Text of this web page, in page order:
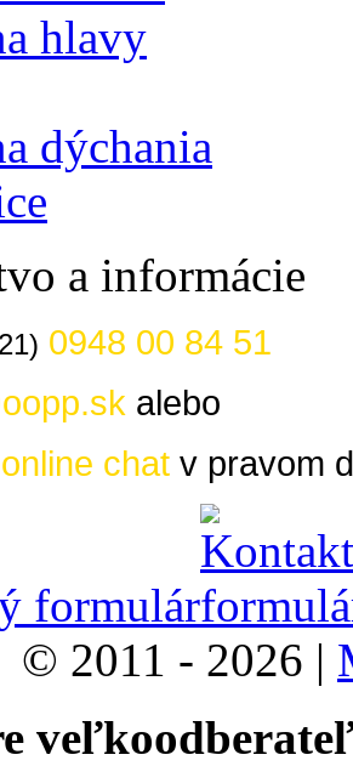
hlavy
dýchania
a informácie
0948 00 84 51
alebo
online chat v pravom
formulár
© 2011 - 2026 |